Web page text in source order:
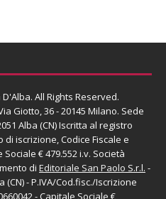
All Rights Reserved.
Giotto, 36 - 20145 Milano. Sede
Alba (CN) Iscritta al registro
iscrizione, Codice Fiscale e
€ 479.552 i.v. Società
di Editoriale San Paolo S.r.l. -
(CN) - P.IVA/Cod.fisc./Iscrizione
- Capitale Sociale €